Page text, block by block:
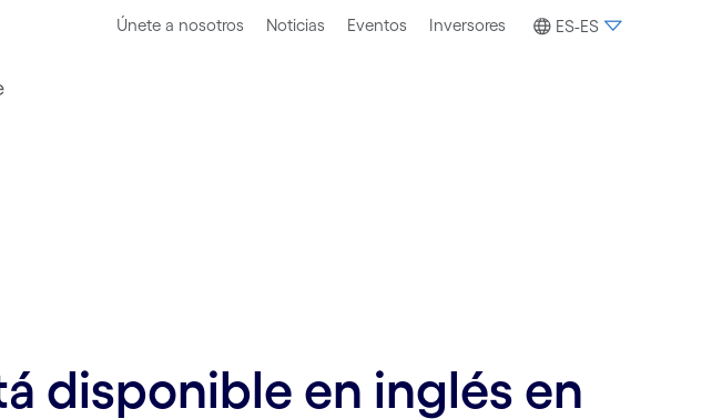
Únete a nosotros Noticias Eventos Inversores ES-ES
disponible en inglés en